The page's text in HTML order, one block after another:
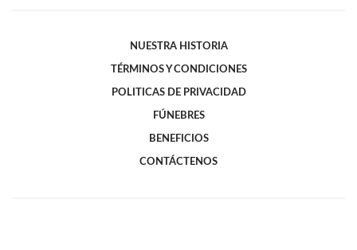
NUESTRA HISTORIA
TÉRMINOS Y CONDICIONES
POLITICAS DE PRIVACIDAD
FÚNEBRES
BENEFICIOS
CONTÁCTENOS